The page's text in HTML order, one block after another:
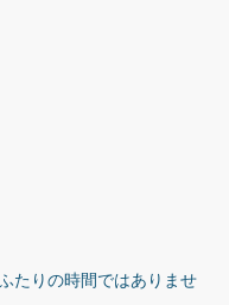
たりの時間ではありませ